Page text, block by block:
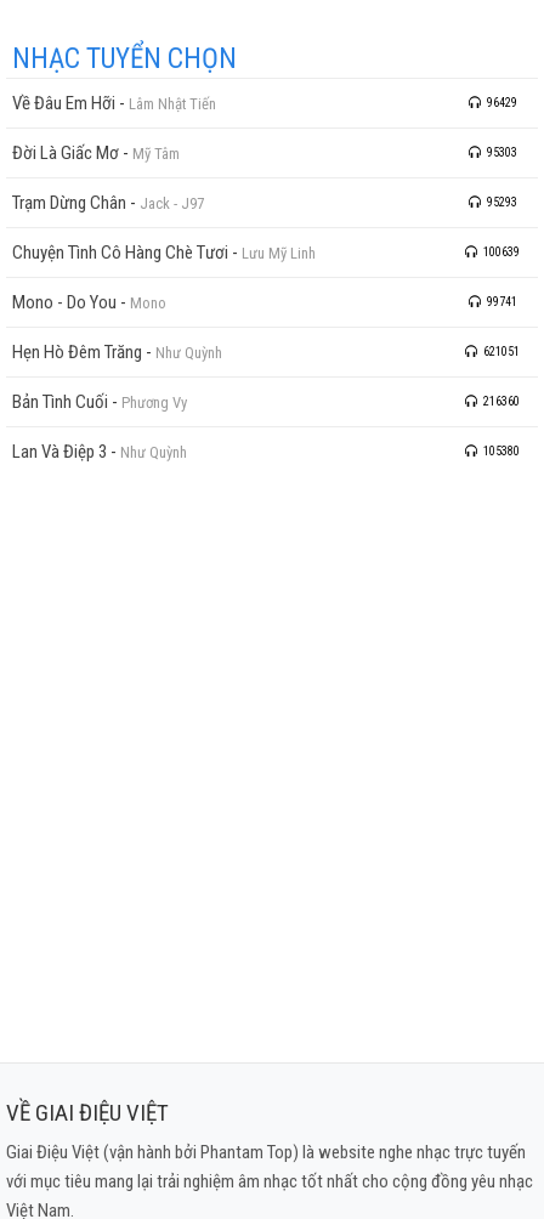
NHẠC TUYỂN CHỌN
Về Đâu Em Hỡi - Lâm Nhật Tiến 96429
Đời Là Giấc Mơ - Mỹ Tâm 95303
Trạm Dừng Chân - Jack - J97 95293
Chuyện Tình Cô Hàng Chè Tươi - Lưu Mỹ Linh 100639
Mono - Do You - Mono 99741
Hẹn Hò Đêm Trăng - Như Quỳnh 621051
Bản Tình Cuối - Phương Vy 216360
Lan Và Điệp 3 - Như Quỳnh 105380
VỀ GIAI ĐIỆU VIỆT
Giai Điệu Việt (vận hành bởi Phantam Top) là website nghe nhạc trực tuyến
với mục tiêu mang lại trải nghiệm âm nhạc tốt nhất cho cộng đồng yêu nhạc
Việt Nam.